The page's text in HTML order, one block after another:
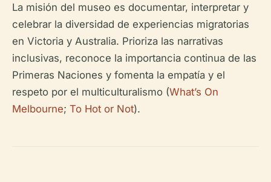
La misión del museo es documentar, interpretar y
celebrar la diversidad de experiencias migratorias
en Victoria y Australia. Prioriza las narrativas
inclusivas, reconoce la importancia continua de las
Primeras Naciones y fomenta la empatía y el
respeto por el multiculturalismo (What’s On
Melbourne; To Hot or Not).